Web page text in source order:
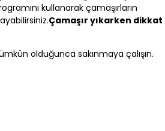
kullanarak çamaşırların
Çamaşır yıkarken dikkat
olduğunca sakınmaya çalışın.